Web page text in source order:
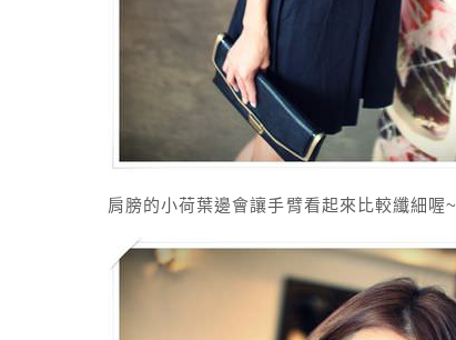
肩膀的小荷葉邊會讓手臂看起來比較纖細喔~